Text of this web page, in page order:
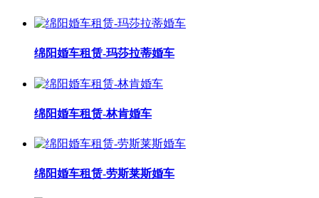
绵阳婚车租赁-玛莎拉蒂婚车
绵阳婚车租赁-林肯婚车
绵阳婚车租赁-劳斯莱斯婚车